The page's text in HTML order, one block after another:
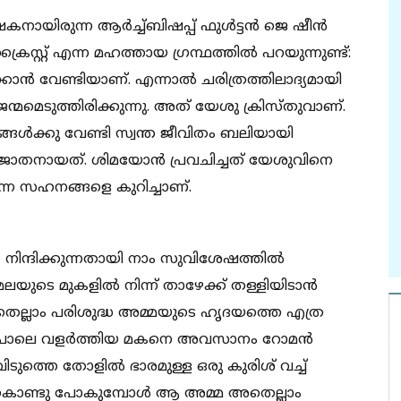
ആര്‍ച്ച്ബിഷപ്പ് ഫുള്‍ട്ടന്‍ ജെ ഷീന്‍
എന്ന മഹത്തായ ഗ്രന്ഥത്തില്‍ പറയുന്നുണ്ട്:
വേണ്ടിയാണ്. എന്നാല്‍ ചരിത്രത്തിലാദ്യമായി
ജന്മമെടുത്തിരിക്കുന്നു. അത് യേശു ക്രിസ്തുവാണ്.
വേണ്ടി സ്വന്ത ജീവിതം ബലിയായി
ശിമയോന്‍ പ്രവചിച്ചത് യേശുവിനെ
സഹനങ്ങളെ കുറിച്ചാണ്.
നാം സുവിശേഷത്തില്‍
മുകളില്‍ നിന്ന് താഴേക്ക് തള്ളിയിടാന്‍
പരിശുദ്ധ അമ്മയുടെ ഹൃദയത്തെ എത്ര
പോലെ വളര്‍ത്തിയ മകനെ അവസാനം റോമന്‍
തോളില്‍ ഭാരമുള്ള ഒരു കുരിശ് വച്ച്
കൊണ്ടു പോകുമ്പോള്‍ ആ അമ്മ അതെല്ലാം